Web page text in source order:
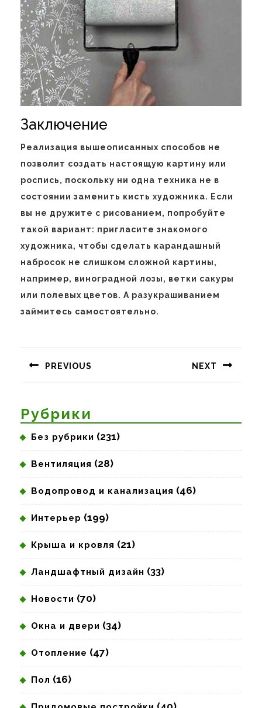
Заключение
Реализация вышеописанных способов не
позволит создать настоящую картину или
роспись, поскольку ни одна техника не в
состоянии заменить кисть художника. Если
вы не дружите с рисованием, попробуйте
такой вариант: пригласите знакомого
художника, чтобы сделать карандашный
набросок не слишком сложной картины,
например, виноградной лозы, ветки сакуры
или полевых цветов. А разукрашиванием
займитесь самостоятельно.
записям
PREVIOUS NEXT
Рубрики
Без рубрики (231)
Вентиляция (28)
Водопровод и канализация (46)
Интерьер (199)
Крыша и кровля (21)
Ландшафтный дизайн (33)
Новости (70)
Окна и двери (34)
Отопление (47)
Пол (16)